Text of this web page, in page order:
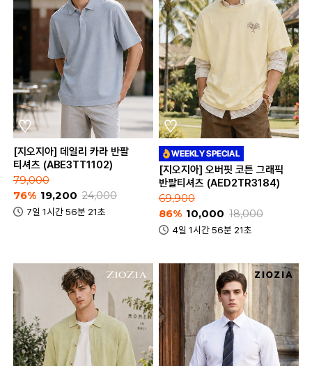
[지오지아] 데일리 카라 반팔
티셔츠 (ABE3TT1102)
79,000
76% 19,200 24,000
7일 1시간 56분 21초
[지오지아] 오버핏 코튼 그래픽
반팔티셔츠 (AED2TR3184)
69,900
86% 10,000 18,000
4일 1시간 56분 21초